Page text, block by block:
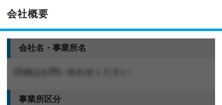
会社概要
会社名・事業所名
事業所区分